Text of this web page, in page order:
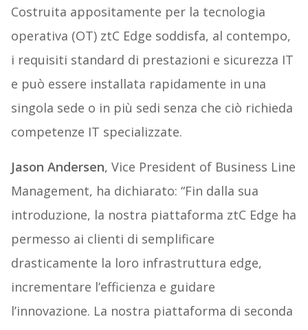
Costruita appositamente per la tecnologia
operativa (OT) ztC Edge soddisfa, al contempo,
i requisiti standard di prestazioni e sicurezza IT
e può essere installata rapidamente in una
singola sede o in più sedi senza che ciò richieda
competenze IT specializzate.
Jason Andersen, Vice President of Business Line
Management, ha dichiarato: “Fin dalla sua
introduzione, la nostra piattaforma ztC Edge ha
permesso ai clienti di semplificare
drasticamente la loro infrastruttura edge,
incrementare l’efficienza e guidare
l’innovazione. La nostra piattaforma di seconda